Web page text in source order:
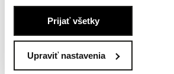
Zásady používania súborov cookie
Prijať všetky
Upraviť nastavenia
Spoločnosť Penta Real Estate rozširuje v
možnosti financovania bývania a predstavuje...
18. mája 2026